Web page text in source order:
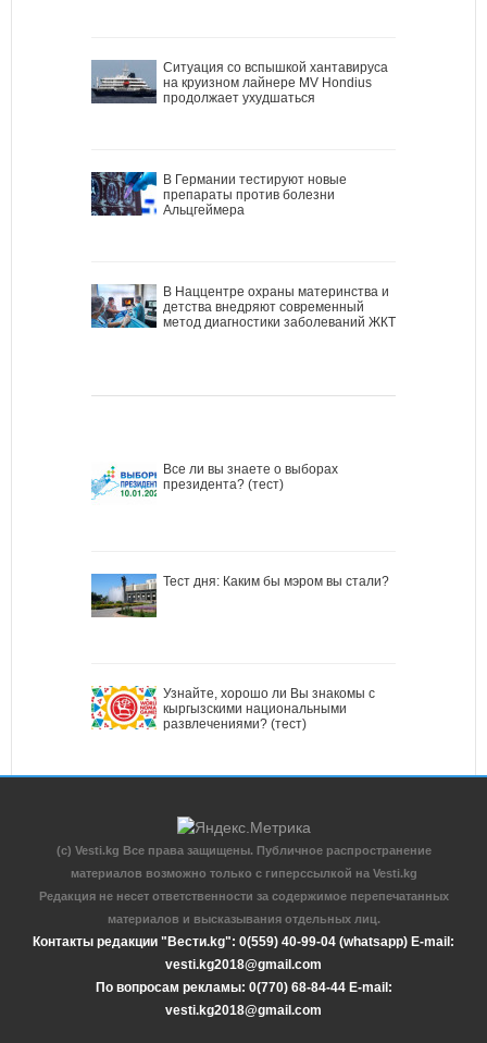
Ситуация со вспышкой хантавируса
на круизном лайнере MV Hondius
продолжает ухудшаться
В Германии тестируют новые
препараты против болезни
Альцгеймера
В Наццентре охраны материнства и
детства внедряют современный
метод диагностики заболеваний ЖКТ
Все ли вы знаете о выборах
президента? (тест)
Тест дня: Каким бы мэром вы стали?
Узнайте, хорошо ли Вы знакомы с
кыргызскими национальными
развлечениями? (тест)
(c) Vesti.kg Все права защищены. Публичное распространение
материалов возможно только с гиперссылкой на Vesti.kg
Редакция не несет ответственности за содержимое перепечатанных
материалов и высказывания отдельных лиц.
Контакты редакции "Вести.kg": 0(559) 40-99-04 (whatsapp) E-mail:
vesti.kg2018@gmail.com
По вопросам рекламы: 0(770) 68-84-44 E-mail:
vesti.kg2018@gmail.com